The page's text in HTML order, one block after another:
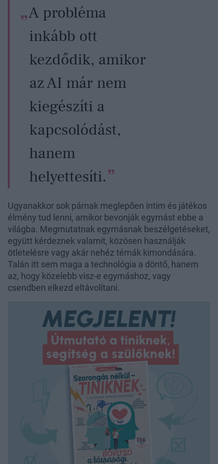
A probléma
inkább ott
kezdődik, amikor
az AI már nem
kiegészíti a
kapcsolódást,
hanem
helyettesíti.
Ugyanakkor sok párnak meglepően intim és játékos
élmény tud lenni, amikor bevonják egymást ebbe a
világba. Megmutatnak egymásnak beszélgetéseket,
együtt kérdeznek valamit, közösen használják
ötletelésre vagy akár nehéz témák kimondására.
Talán itt sem maga a technológia a döntő, hanem
az, hogy közelebb visz-e egymáshoz, vagy
csendben elkezd eltávolítani.